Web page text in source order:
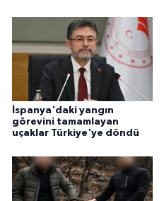
İspanya'daki yangın
görevini tamamlayan
uçaklar Türkiye'ye döndü